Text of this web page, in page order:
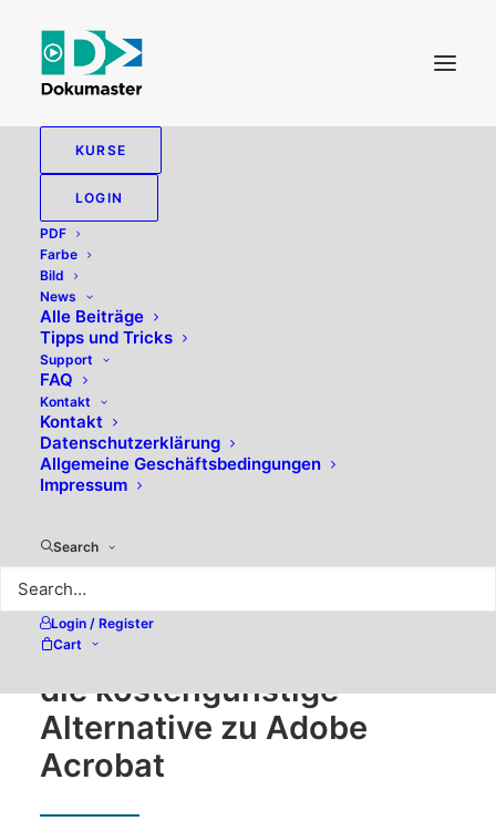
KURSE
LOGIN
PDF
Farbe
Bild
News
Alle Beiträge
Tipps und Tricks
Support
FAQ
Kontakt
Kontakt
Datenschutzerklärung
Allgemeine Geschäftsbedingungen
Impressum
Search
Login / Register
Cart
PDF-XChange Pro (Win) –
die kostengünstige
Alternative zu Adobe
Acrobat